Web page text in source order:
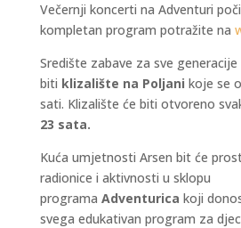
Večernji koncerti na Adventuri
kompletan program potražite na
Središte zabave za sve
biti klizalište na Poljani koje se
sati. Klizalište će biti otvoreno
23 sata.
Kuća umjetnosti Arsen bit će
radionice i aktivnosti u sklopu
programa Adventurica koji
svega edukativan program za